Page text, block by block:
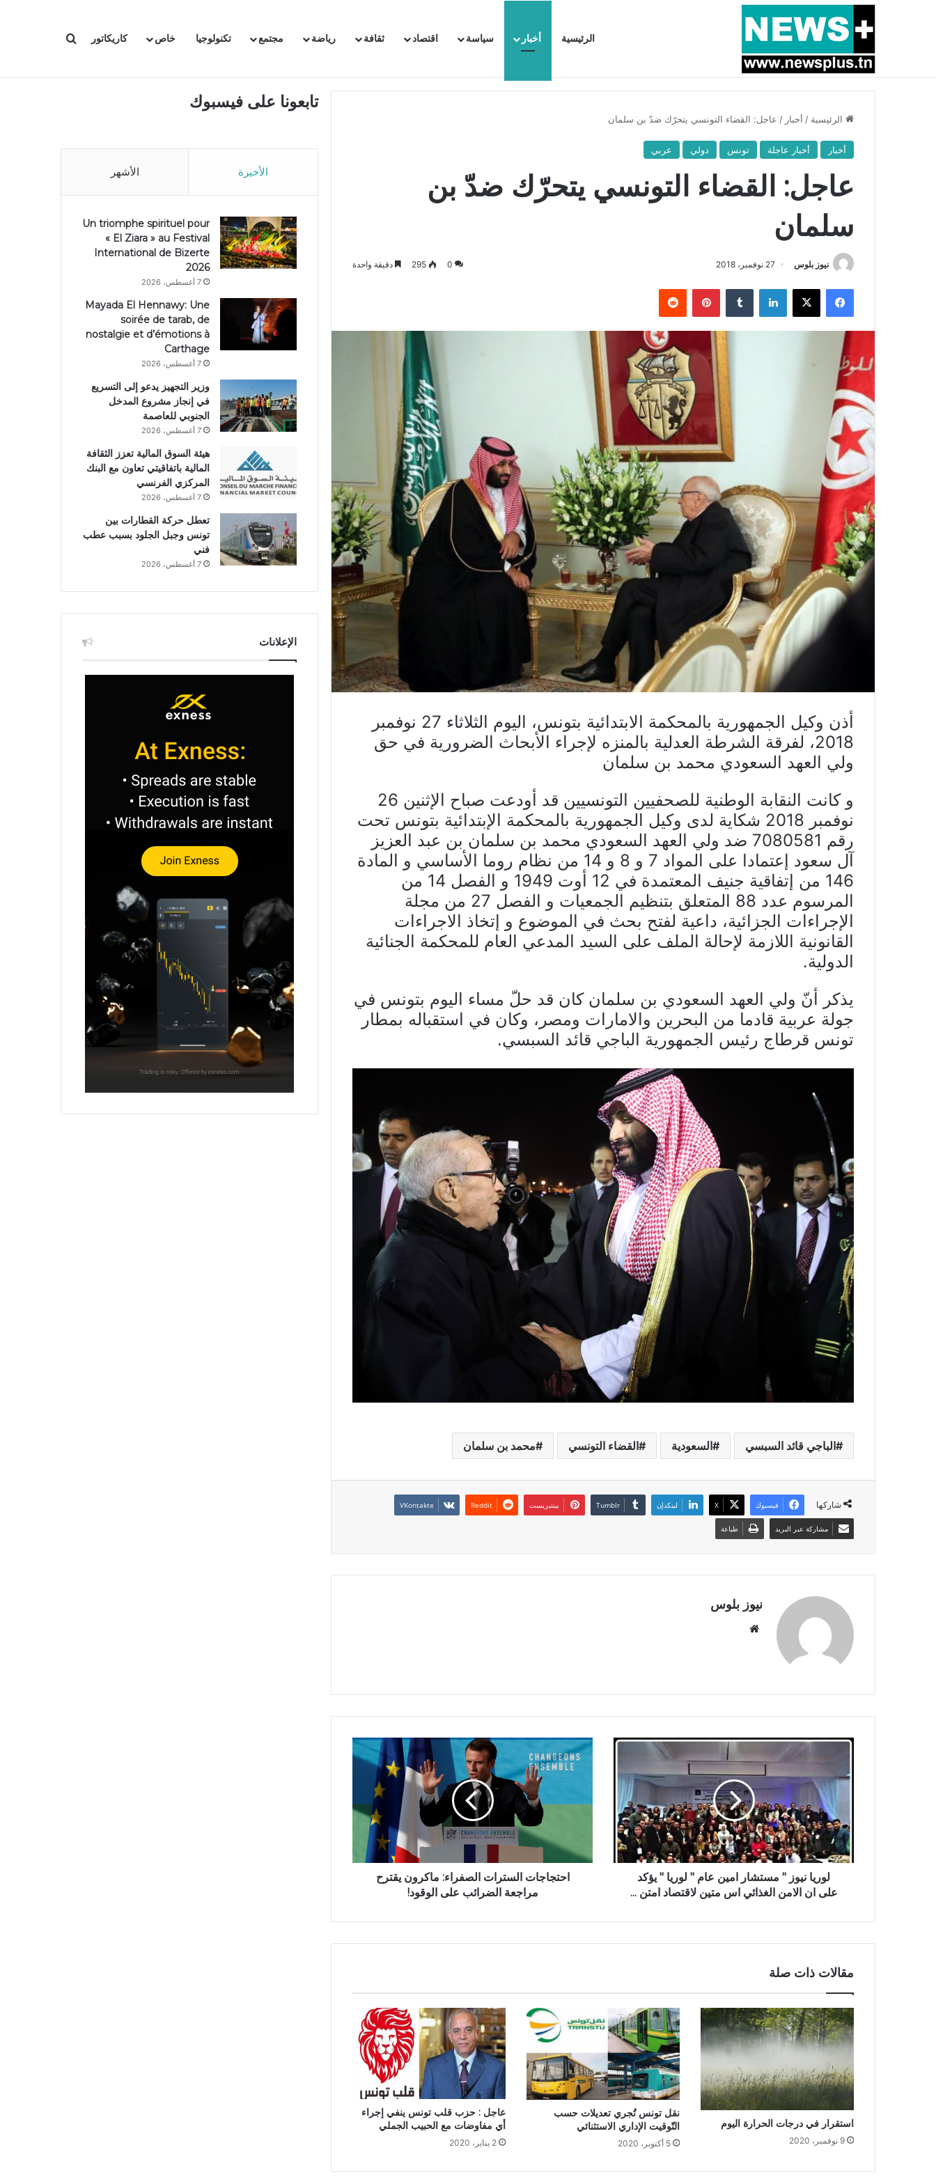
الرئيسية أخبار سياسة اقتصاد ثقافة رياضة مجتمع تكنولوجيا خاص كاريكاتور بحث عن
أخبار عاجلة بسبب المرزوقي وبتكليف من سعيّد: الخارجية تستدعي السفيرة الفرنسية بتونس وتبلغها احتجاجا شديد اللهجة !!
الرئيسية / أخبار / عاجل: القضاء التونسي يتحرّك ضدّ بن سلمان
أخبار أخبار عاجلة تونس دولي عربي
عاجل: القضاء التونسي يتحرّك ضدّ بن
سلمان
نيوز بلوس 27 نوفمبر، 2018 0
295 دقيقة واحدة
فيسبوك X لينكدإن بينتيريست
أذن وكيل الجمهورية بالمحكمة الابتدائية بتونس، اليوم الثلاثاء 27 نوفمبر
2018، لفرقة الشرطة العدلية بالمنزه لإجراء الأبحاث الضرورية في حق
ولي العهد السعودي محمد بن سلمان
و كانت النقابة الوطنية للصحفيين التونسيين قد أودعت صباح الإثنين 26
نوفمبر 2018 شكاية لدى وكيل الجمهورية بالمحكمة الإبتدائية بتونس تحت
رقم 7080581 ضد ولي العهد السعودي محمد بن سلمان بن عبد العزيز
آل سعود إعتمادا على المواد 7 و 8 و 14 من نظام روما الأساسي و المادة
146 من إتفاقية جنيف المعتمدة في 12 أوت 1949 و الفصل 14 من
المرسوم عدد 88 المتعلق بتنظيم الجمعيات و الفصل 27 من مجلة
الإجراءات الجزائية، داعية لفتح بحث في الموضوع و إتخاذ الاجراءات
القانونية اللازمة لإحالة الملف على السيد المدعي العام للمحكمة الجنائية
الدولية.
يذكر أنّ ولي العهد السعودي بن سلمان كان قد حلّ مساء اليوم بتونس في
جولة عربية قادما من البحرين والامارات ومصر، وكان في استقباله بمطار
تونس قرطاج رئيس الجمهورية الباجي قائد السبسي.
الباجي قائد السبسي السعودية القضاء التونسي محمد بن سلمان
شاركها فيسبوك X لينكدإن بينتيريست
مشاركة عبر البريد طباعة
نيوز بلوس
لوريا نيوز " مستشار امين عام " لوريا " يؤكد
على ان الامن الغذائي اس متين لاقتصاد امتن ...
احتجاجات السترات الصفراء: ماكرون يقترح
مراجعة الضرائب على الوقود!
مقالات ذات صلة
استقرار في درجات الحرارة اليوم
9 نوفمبر، 2020
نقل تونس تُجري تعديلات حسب
التّوقيت الإداري الاستثنائي
5 أكتوبر، 2020
عاجل : حزب قلب تونس ينفي إجراء
أي مفاوضات مع الحبيب الجملي
2 يناير، 2020
تابعونا على فيسبوك
الأخيرة الأشهر
Un triomphe spirituel pour
« El Ziara » au Festival
International de Bizerte
2026
7 أغسطس، 2026
Mayada El Hennawy: Une
soirée de tarab, de
nostalgie et d’émotions à
Carthage
7 أغسطس، 2026
وزير التجهيز يدعو إلى التسريع
في إنجاز مشروع المدخل
الجنوبي للعاصمة
7 أغسطس، 2026
هيئة السوق المالية تعزز الثقافة
المالية باتفاقيتي تعاون مع البنك
المركزي الفرنسي
7 أغسطس، 2026
تعطل حركة القطارات بين
تونس وجبل الجلود بسبب عطب
فني
7 أغسطس، 2026
الإعلانات